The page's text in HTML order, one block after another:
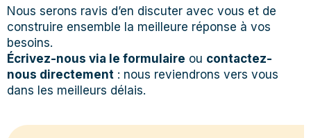
Nous serons ravis d’en discuter avec vous et de
construire ensemble la meilleure réponse à vos
besoins.
Écrivez-nous via le formulaire ou contactez-
nous directement : nous reviendrons vers vous
dans les meilleurs délais.